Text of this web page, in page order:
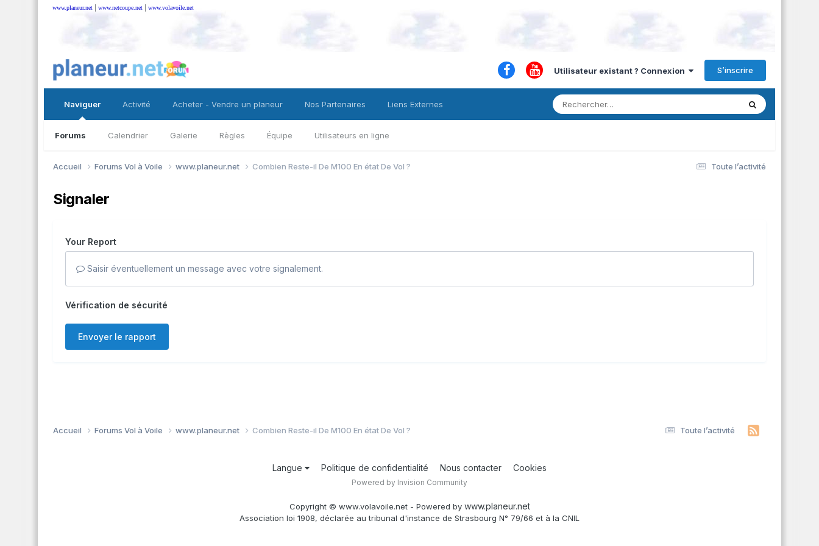
www.planeur.net | www.netcoupe.net | www.volavoile.net
Utilisateur existant ? Connexion S’inscrire
Naviguer
Forums Calendrier Galerie Règles Équipe Utilisateurs en ligne
Activité Acheter - Vendre un planeur Nos Partenaires Liens Externes
Toute l’activité
Accueil Forums Vol à Voile www.planeur.net Combien Reste-il De M100 En état De Vol ?
Signaler
Your Report
Saisir éventuellement un message avec votre signalement.
Vérification de sécurité
Envoyer le rapport
Toute l’activité
Accueil Forums Vol à Voile www.planeur.net Combien Reste-il De M100 En état De Vol ?
Langue Politique de confidentialité Nous contacter Cookies
Powered by Invision Community
Copyright © www.volavoile.net - Powered by www.planeur.net
Association loi 1908, déclarée au tribunal d'instance de Strasbourg N° 79/66 et à la CNIL